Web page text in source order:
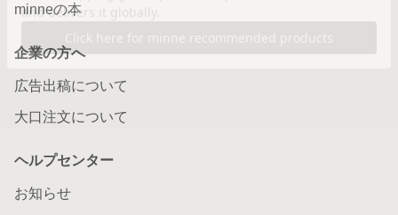
minneの本
企業の方へ
広告出稿について
大口注文について
ヘルプセンター
お知らせ